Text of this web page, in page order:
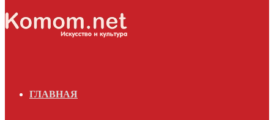
ГЛАВНАЯ